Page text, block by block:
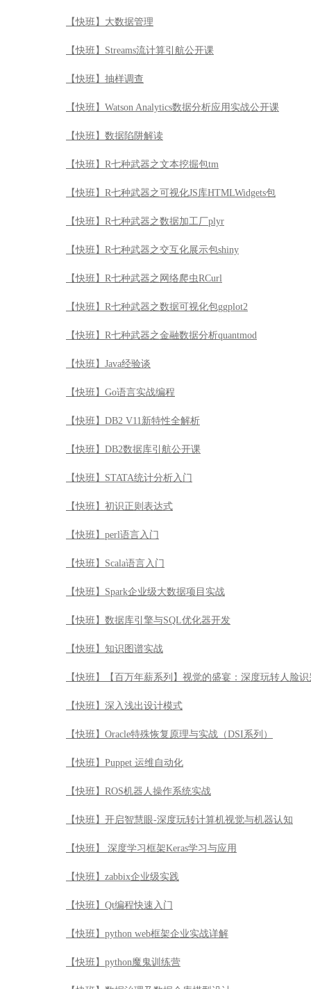
【快班】大数据管理
【快班】Streams流计算引航公开课
【快班】抽样调查
【快班】Watson Analytics数据分析应用实战公开课
【快班】数据陷阱解读
【快班】R七种武器之文本挖掘包tm
【快班】R七种武器之可视化JS库HTMLWidgets包
【快班】R七种武器之数据加工厂plyr
【快班】R七种武器之交互化展示包shiny
【快班】R七种武器之网络爬虫RCurl
【快班】R七种武器之数据可视化包ggplot2
【快班】R七种武器之金融数据分析quantmod
【快班】Java经验谈
【快班】Go语言实战编程
【快班】DB2 V11新特性全解析
【快班】DB2数据库引航公开课
【快班】STATA统计分析入门
【快班】初识正则表达式
【快班】perl语言入门
【快班】Scala语言入门
【快班】Spark企业级大数据项目实战
【快班】数据库引擎与SQL优化器开发
【快班】知识图谱实战
【快班】【百万年薪系列】视觉的盛宴：深度玩转人脸识
【快班】深入浅出设计模式
【快班】Oracle特殊恢复原理与实战（DSI系列）
【快班】Puppet 运维自动化
【快班】ROS机器人操作系统实战
【快班】开启智慧眼-深度玩转计算机视觉与机器认知
【快班】 深度学习框架Keras学习与应用
【快班】zabbix企业级实践
【快班】Qt编程快速入门
【快班】python web框架企业实战详解
【快班】python魔鬼训练营